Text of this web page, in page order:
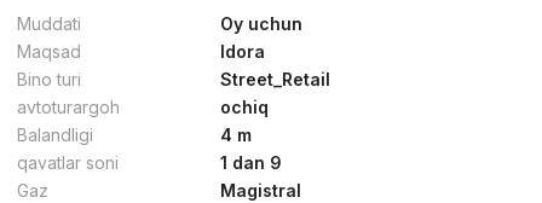
Muddati
Oy uchun
Maqsad
Idora
Bino turi
Street_Retail
avtoturargoh
ochiq
Balandligi
4 m
qavatlar soni
1 dan 9
Gaz
Magistral